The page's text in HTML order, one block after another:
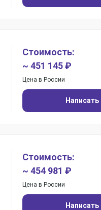
Стоимость:
~ 451 145 ₽
Цена в России
Написать
Стоимость:
~ 454 981 ₽
Цена в России
Написать